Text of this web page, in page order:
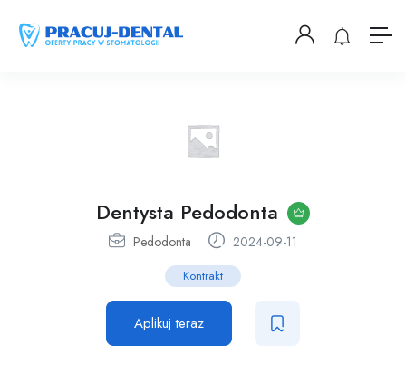
Dentysta Pedodonta
Pedodonta 2024-09-11
Kontrakt
Aplikuj teraz